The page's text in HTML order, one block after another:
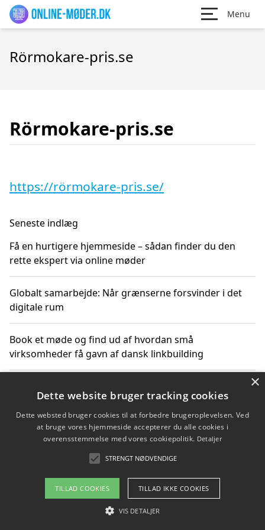
Menu
Rörmokare-pris.se
Rörmokare-pris.se
https://rörmokare-pris.se/
Seneste indlæg
Få en hurtigere hjemmeside – sådan finder du den
rette ekspert via online møder
Globalt samarbejde: Når grænserne forsvinder i det
digitale rum
Book et møde og find ud af hvordan små
virksomheder få gavn af dansk linkbuilding
får du indgår et samarbejde
Hold et møde med en WordPress ekspert og vælg den
mest professionelle til at vedligeholde din løsning
Copyright 2026 - Pilanto Aps
Om / kontakt
×
Dette website bruger tracking cookies
Dette websted bruger cookies til at forbedre brugeroplevelsen. Ved
at bruge vores hjemmeside accepterer du alle cookies i
overensstemmelse med vores cookiepolitik. Detaljer
STRENGT NØDVENDIGE
TILLAD COOKIES TILLAD IKKE COOKIES
VIS DETALJER